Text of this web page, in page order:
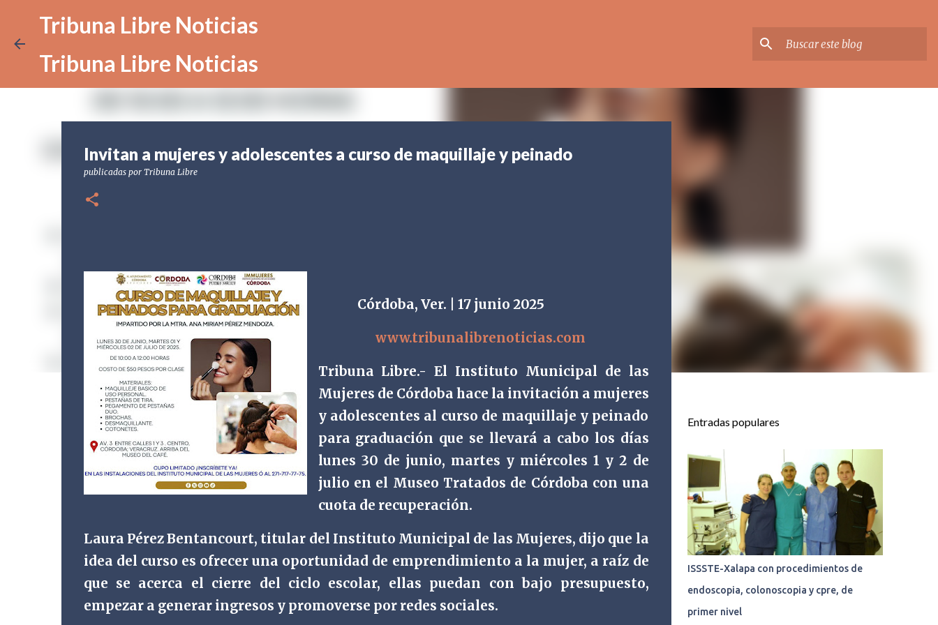
Tribuna Libre Noticias
Tribuna Libre Noticias
Invitan a mujeres y adolescentes a curso de maquillaje y peinado
publicadas por Tribuna Libre
Córdoba, Ver. | 17 junio 2025
www.tribunalibrenoticias.com
Tribuna Libre.- El Instituto Municipal de las
Mujeres de Córdoba hace la invitación a mujeres
y adolescentes al curso de maquillaje y peinado
para graduación que se llevará a cabo los días
lunes 30 de junio, martes y miércoles 1 y 2 de
julio en el Museo Tratados de Córdoba con una
cuota de recuperación.
Laura Pérez Bentancourt, titular del Instituto Municipal de las Mujeres, dijo que la
idea del curso es ofrecer una oportunidad de emprendimiento a la mujer, a raíz de
que se acerca el cierre del ciclo escolar, ellas puedan con bajo presupuesto,
empezar a generar ingresos y promoverse por redes sociales.
Entradas populares
ISSSTE-Xalapa con procedimientos de
endoscopia, colonoscopia y cpre, de
primer nivel